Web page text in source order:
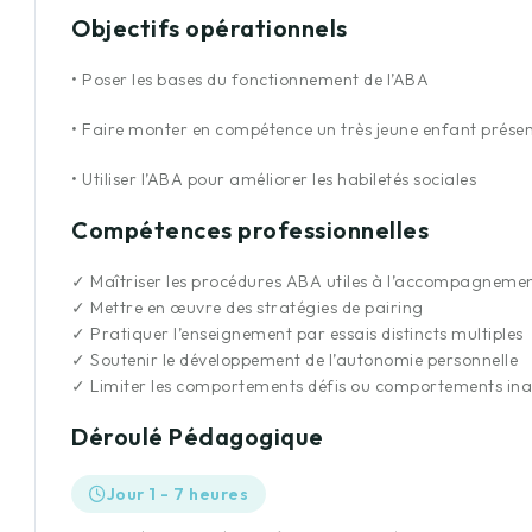
Objectifs opérationnels
• Poser les bases du fonctionnement de l’ABA
• Faire monter en compétence un très jeune enfant
• Utiliser l’ABA pour améliorer les habiletés sociales
Compétences professionnelles
✓ Maîtriser les procédures ABA utiles à
✓ Mettre en œuvre des stratégies de pairing
✓ Pratiquer l’enseignement par essais distincts multiples
✓ Soutenir le développement de l’autonomie personnelle
✓ Limiter les comportements défis ou comportements
Déroulé Pédagogique
Jour 1 - 7 heures
Cette formation a répondu à mes
et je comprends maintenant comment
Cindy V.